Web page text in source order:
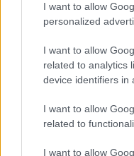
I want to allow
personalized
I want to allow
related to analytics
device identifiers in
I want to allow
related to
I want to allow
vízvezeték
Látlelet a hazai
évszázados
jelentőségű ivóvíz-